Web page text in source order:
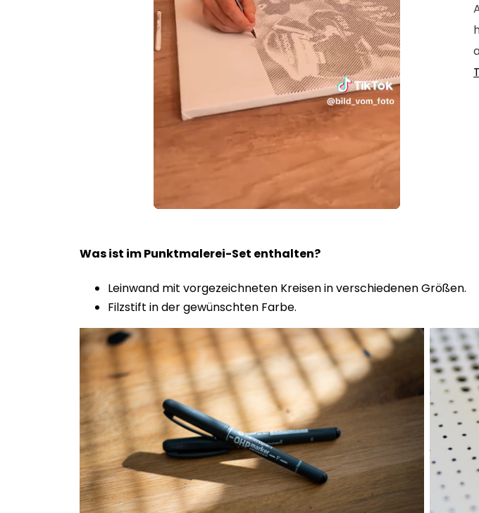
100.00%
Was ist im Punktmalerei-Set enthalten?
Leinwand mit vorgezeichneten Kreisen in verschiedenen Größen.
Filzstift in der gewünschten Farbe.